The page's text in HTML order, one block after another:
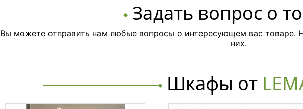
Задать вопрос о
Вы можете отправить нам любые вопросы о интересующем вас товаре.
них.
Шкафы от